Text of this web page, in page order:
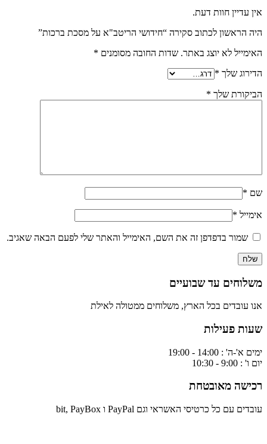
אין עדיין חוות דעת.
היה הראשון לכתוב סקירה “חידושי הריטב"א על מסכת ברכות”
האימייל לא יוצג באתר. שדות החובה מסומנים *
הדירוג שלך *
הביקורת שלך *
שם *
אימייל *
שמור בדפדפן זה את השם, האימייל והאתר שלי לפעם הבאה שאגיב.
משלוחים עד שבועיים
אנו עובדים בכל הארץ, משלוחים ממטולה לאילת
שעות פעילות
ימים א'-ה' : 14:00 - 19:00
יום ו' : 9:00 - 10:30
רכישה מאובטחת
עובדים עם כל כרטיסי האשראי וגם PayPal ו bit, PayBox